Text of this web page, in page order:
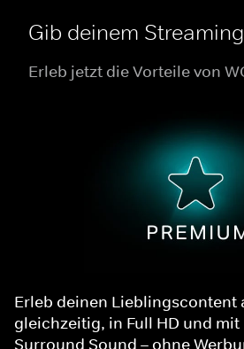
Gib deinem
Erleb jetzt die Vorteile von
Erleb deinen Lieblingscontent
gleichzeitig, in Full HD und mit
Surround Sound – ohne